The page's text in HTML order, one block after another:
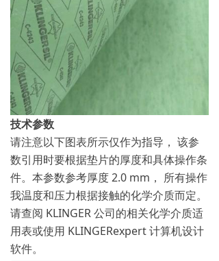
技术参数
请注意以下图表所示仅作为指导， 该参
数引用时要根据垫片的厚度和具体操作条
件。本参数参考厚度 2.0 mm， 所有操作
我温度和压力根据接触的化学介质而定。
请查阅 KLINGER 公司的相关化学介质适
用表或使用 KLINGERexpert 计算机设计
软件。